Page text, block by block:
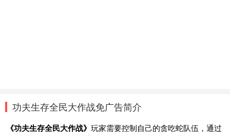
功夫生存全民大作战免广告简介
《功夫生存全民大作战》 玩家需要控制自己的贪吃蛇队伍，通过